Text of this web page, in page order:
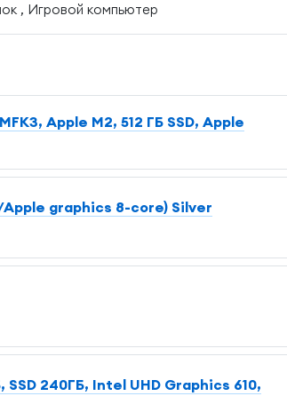
, Игровой компьютер
Apple M2, 512 ГБ SSD, Apple
graphics 8-core) Silver
SSD 240ГБ, Intel UHD Graphics 610,